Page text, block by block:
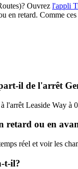
Ouvrez l'appli
retard. Comme
il de l'arrêt
Leaside Way
retard ou en
réel et voir les
t-il?